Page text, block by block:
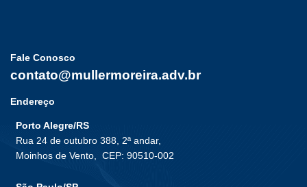
Fale Conosco
contato@mullermoreira.adv.br
Endereço
Porto Alegre/RS
Rua 24 de outubro 388, 2ª andar,
Moinhos de Vento, CEP: 90510-002